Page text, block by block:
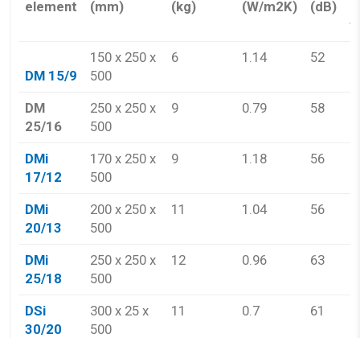
element
(mm)
(kg)
(W/m2K)
(dB)
DM 15/9
150 x 250 x
500
6 1.14 52
DM
25/16
250 x 250 x
500
9 0.79 58
DMi
17/12
170 x 250 x
500
9 1.18 56
DMi
20/13
200 x 250 x
500
11 1.04 56
DMi
25/18
250 x 250 x
500
12 0.96 63
DSi
30/20
300 x 25 x
500
11 0.7 61